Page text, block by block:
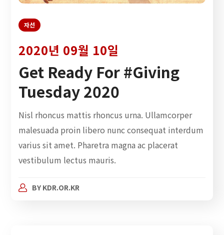
자선
2020년 09월 10일
Get Ready For #Giving
Tuesday 2020
Nisl rhoncus mattis rhoncus urna. Ullamcorper
malesuada proin libero nunc consequat interdum
varius sit amet. Pharetra magna ac placerat
vestibulum lectus mauris.
BY KDR.OR.KR